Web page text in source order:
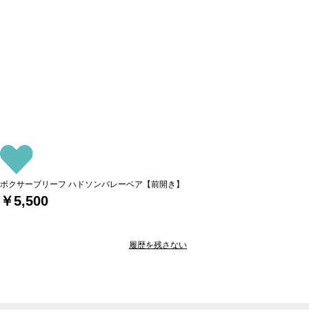
ボクサーブリーフ ハドソンバレーベア【前開き】
￥5,500
履歴を残さない